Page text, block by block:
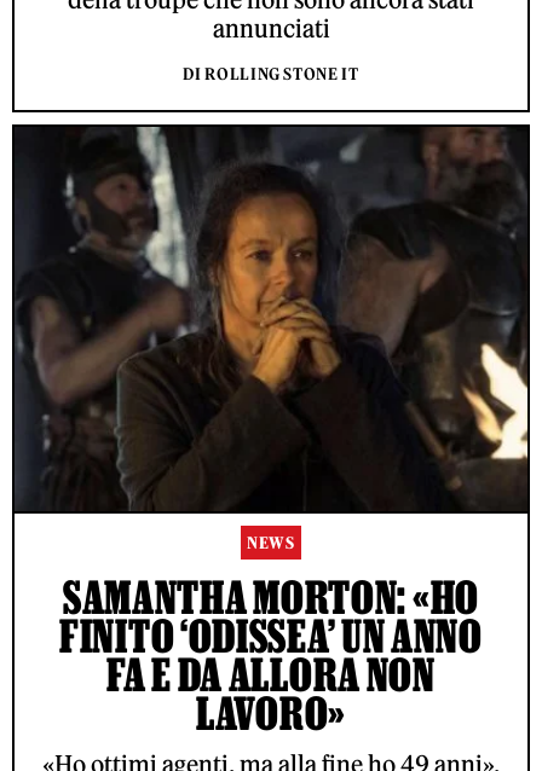
annunciati
DI ROLLING STONE IT
NEWS
SAMANTHA MORTON: «HO
FINITO ‘ODISSEA’ UN ANNO
FA E DA ALLORA NON
LAVORO»
«Ho ottimi agenti, ma alla fine ho 49 anni»,